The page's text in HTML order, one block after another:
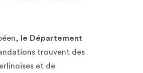
le Département
trouvent des
et de